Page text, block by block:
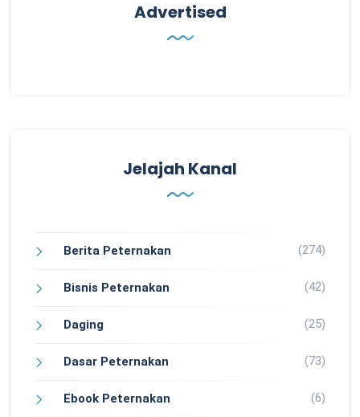
Advertised
Jelajah Kanal
Berita Peternakan (274)
Bisnis Peternakan (42)
Daging (25)
Dasar Peternakan (73)
Ebook Peternakan (6)